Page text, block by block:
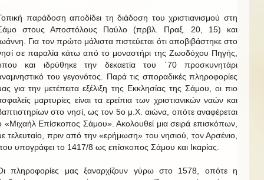
παράδοση αποδίδει τη διάδοση του χριστιανισμού στη
στους Αποστόλους Παύλο (πρβλ. Πραξ. 20, 15) και
Για τον πρώτο μάλιστα πιστεύεται ότι αποβιβάστηκε στο
σε παραλία κάτω από το μοναστήρι της Ζωοδόχου Πηγής,
και ιδρύθηκε την δεκαετία του ΄70 προσκυνητάρι
του γεγονότος. Παρά τις σποραδικές πληροφορίες
για την μετέπειτα εξέλιξη της Εκκλησίας της Σάμου, οι πιο
μαρτυρίες είναι τα ερείπια των χριστιανικών ναών και
στο νησί, ως τον 5ο μ.Χ. αιώνα, οπότε αναφέρεται
«Μιχαήλ Επίσκοπος Σάμου». Ακολουθεί μια σειρά επισκόπων,
τελευταίο, πριν από την «ερήμωση» του νησιού, τον Αρσένιο,
υπογράφει το 1417/8 ως επίσκοπος Σάμου και Ικαρίας.
πληροφορίες μας ξαναρχίζουν γύρω στο 1578, οπότε η